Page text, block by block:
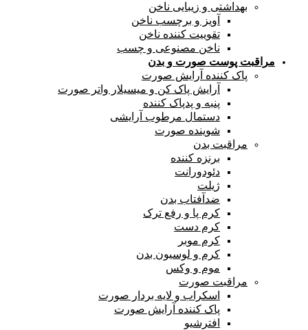
بهداشتی و زیبایی ناخن
آویز و برچسب ناخن
تقوییت کننده ناخن
ناخن مصنوعی و چسب
مراقبت پوست صورت و بدن
پاک کننده آرایش صورت
آرایش پاک کن و میسیلار واتر صورت
پنبه و پدپاک کننده
دستمال مرطوب آرایشی
شوینده صورت
مراقبت بدن
برنزه کننده
دئودورانت
ژیلت
ضدآفتاب بدن
کرم پا و رفع ترک
کرم دست
کرم موبر
کرم و لوسیون بدن
موم و وکس
مراقبت صورت
اسکراب و لایه بردار صورت
پاک کننده آرایش صورت
افترشیو